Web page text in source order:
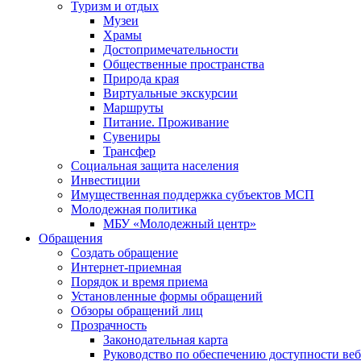
Туризм и отдых
Музеи
Храмы
Достопримечательности
Общественные пространства
Природа края
Виртуальные экскурсии
Маршруты
Питание. Проживание
Сувениры
Трансфер
Социальная защита населения
Инвестиции
Имущественная поддержка субъектов МСП
Молодежная политика
МБУ «Молодежный центр»
Обращения
Создать обращение
Интернет-приемная
Порядок и время приема
Установленные формы обращений
Обзоры обращений лиц
Прозрачность
Законодательная карта
Руководство по обеспечению доступности